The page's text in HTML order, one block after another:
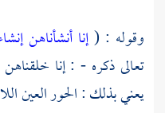
وقوله : (إنا أنشأناهن
تعالى ذكره - : إنا
يعني بذلك : الحور العين